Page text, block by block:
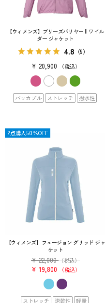
【ウィメンズ】ブリーズバリヤー II ワイル
ダー ジャケット
4.8 （5）
¥ 20,900 税込
パッカブル ストレッチ 撥水性
【ウィメンズ】フュージョン グリッド ジャ
ケット
¥ 22,000 （税込）
¥ 19,800 税込
限定
ストレッチ 速乾性 軽量
2点購入50％OFF